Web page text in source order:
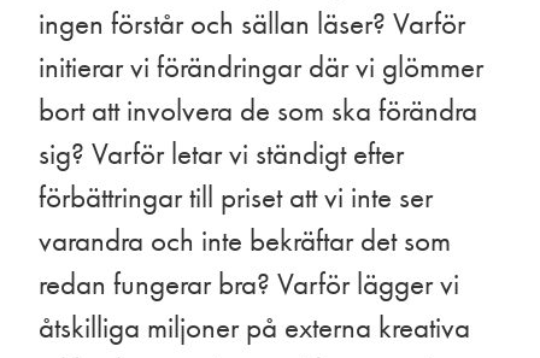
ingen förstår och sällan läser? Varför
initierar vi förändringar där vi glömmer
bort att involvera de som ska förändra
sig? Varför letar vi ständigt efter
förbättringar till priset att vi inte ser
varandra och inte bekräftar det som
redan fungerar bra? Varför lägger vi
åtskilliga miljoner på externa kreativa